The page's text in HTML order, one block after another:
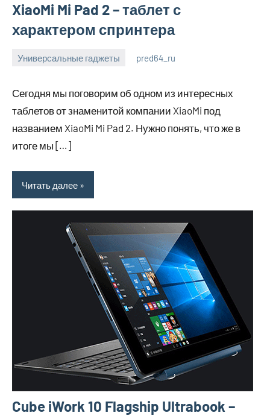
XiaoMi Mi Pad 2 – таблет с
характером спринтера
Универсальные гаджеты
2023
pred64_ru
Сегодня мы поговорим об одном из интересных
таблетов от знаменитой компании XiaoMi под
названием XiaoMi Mi Pad 2. Нужно понять, что же в
итоге мы […]
Читать далее
Cube iWork 10 Flagship Ultrabook –